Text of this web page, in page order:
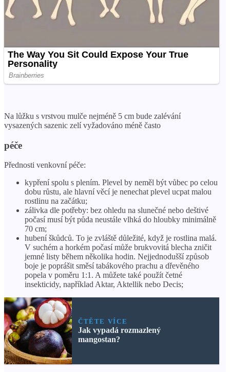
Na lůžku s vrstvou mulče nejméně 5 cm bude zalévání
vysazených sazenic zelí vyžadováno méně často
péče
Přednosti venkovní péče:
kypření spolu s plením. Plevel by neměl být vůbec po celou
dobu růstu, ale hlavní věcí je nenechat plevel ucpat malou
rostlinu na začátku;
zálivka dle potřeby: bez ohledu na slunečné nebo deštivé
počasí musí být půda neustále vlhká do hloubky minimálně
70 cm;
hubení škůdců. To je zvláště důležité, když je rostlina malá.
V suchém a horkém počasí může brukvovitá blecha zničit
jemné listy během několika hodin. Nejjednodušší způsob
boje je poprášit směsí tabákového prachu a dřevěného
popela v poměru 1:1. A můžete také použít četné
insekticidy, například Aktar, Aktellik nebo Decis;
ČTĚTE VÍCE
Jak vypadá rozmazlený
mangostan?